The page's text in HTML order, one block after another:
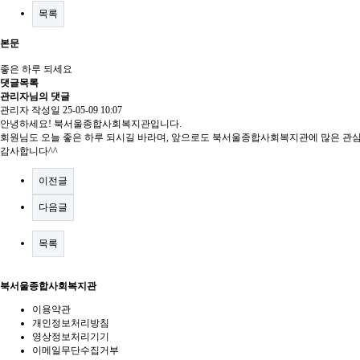
목록
본문
좋은 하루 되세요
댓글목록
관리자님의 댓글
관리자 작성일 25-05-09 10:07
안녕하세요! 북서울종합사회복지관입니다.
회원님도 오늘 좋은 하루 되시길 바라며, 앞으로도 북서울종합사회복지관에 많은 관
감사합니다^^
이전글
다음글
목록
북서울종합사회복지관
이용약관
개인정보처리방침
영상정보처리기기
이메일무단수집거부